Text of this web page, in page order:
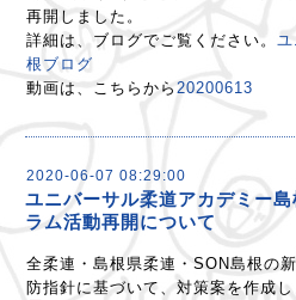
再開しました。
詳細は、ブログでご覧ください。
根ブログ
動画は、こちらから 20200613
2020-06-07 08:29:00
ユニバーサル柔道アカデミー
ラム活動再開について
全柔連・島根県柔連・SON島根の
防指針に基づいて、対策案を作成し